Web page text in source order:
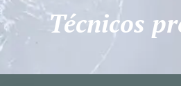
Técnicos